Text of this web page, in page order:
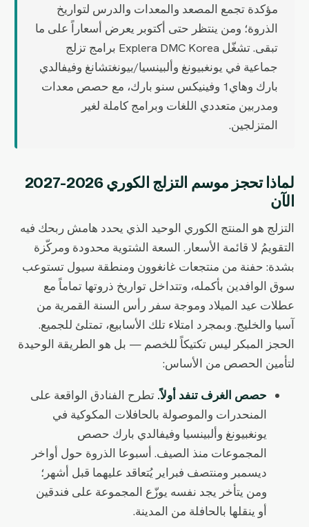
مؤكدة تجمع المصعد والمعدات والدرس لتواريخ
الذروة؛ ومن ينتظر حتى أكتوبر يعرض أسعاراً على ما
تبقى. تشغّل Explera DMC Korea برامج تزلج
جماعية في يونغبيونغ وألبينسيا/بيونغتشانغ وفيفالدي
بارك وهاي1 وفينيكس سنو بارك، مع حصص معدات
ومدربين متعددي اللغات وبرامج كاملة لغير
المتزلجين.
لماذا تحجز موسم التزلج الكوري 2026-2027
الآن
التزلج هو المنتج الكوري الوحيد الذي يحدد هامش ربحك فيه
التقويمُ لا قائمة الأسعار. السعة الشتوية محدودة ومركّزة
بشدة: حفنة من منتجعات غانغوون ومنطقة سيول تستوعب
سوق الوافدين بأكمله، وتتداخل تواريخ ذروتها تماماً مع
عطلات عيد الميلاد وموجة سفر رأس السنة القمرية من
آسيا والخليج. وبمجرد امتلاء تلك الأسابيع، تمتلئ للجميع.
الحجز المبكر ليس تكتيكاً للخصم — بل هو الطريقة الوحيدة
لتأمين الحصص من الأساس:
حصص الغرف تنفد أولاً. تطرح الفنادق الواقعة على
المنحدرات والموصولة بالحافلات المكوكية في
يونغبيونغ وألبينسيا وفيفالدي بارك حصص
المجموعات منذ الصيف. أسبوعا الذروة حول أواخر
ديسمبر ومنتصف فبراير يُتعاقد عليهما قبل أشهر؛
ومن يتأخر يجد نفسه يوزّع المجموعة على فندقين
أو ينقلها بالحافلة من المدينة.